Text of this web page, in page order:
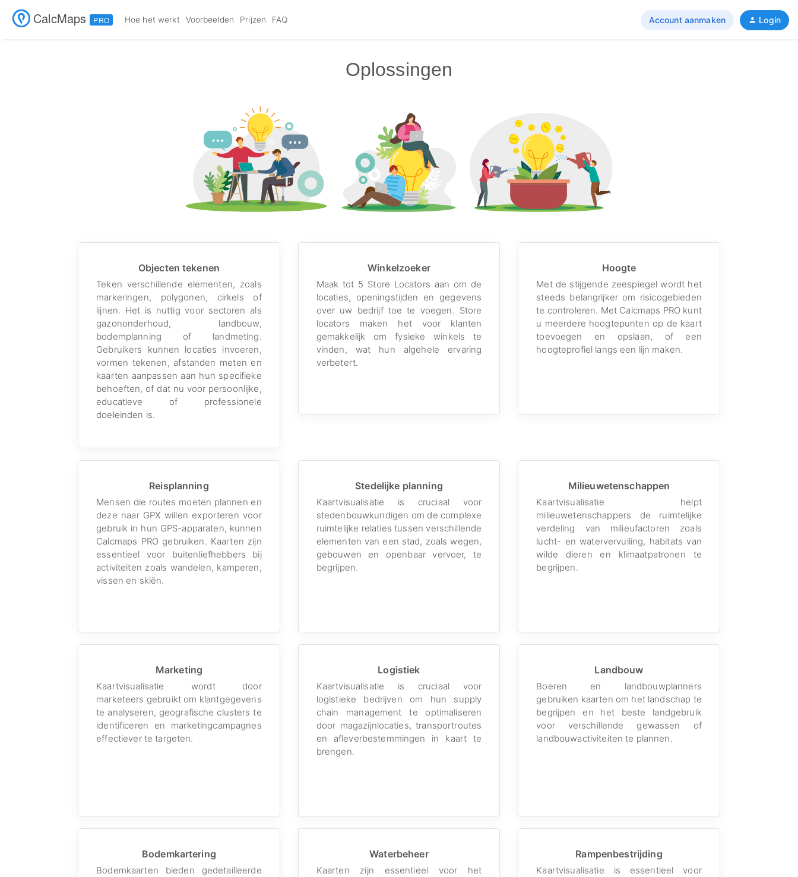
CalcMaps PRO Hoe het werkt Voorbeelden Prijzen FAQ Account aanmaken Login
Oplossingen
Objecten tekenen
Teken verschillende elementen, zoals
markeringen, polygonen, cirkels of
lijnen. Het is nuttig voor sectoren als
gazononderhoud, landbouw,
bodemplanning of landmeting.
Gebruikers kunnen locaties invoeren,
vormen tekenen, afstanden meten en
kaarten aanpassen aan hun specifieke
behoeften, of dat nu voor persoonlijke,
educatieve of professionele
doeleinden is.
Winkelzoeker
Maak tot 5 Store Locators aan om de
locaties, openingstijden en gegevens
over uw bedrijf toe te voegen. Store
locators maken het voor klanten
gemakkelijk om fysieke winkels te
vinden, wat hun algehele ervaring
verbetert.
Hoogte
Met de stijgende zeespiegel wordt het
steeds belangrijker om risicogebieden
te controleren. Met Calcmaps PRO kunt
u meerdere hoogtepunten op de kaart
toevoegen en opslaan, of een
hoogteprofiel langs een lijn maken.
Reisplanning
Mensen die routes moeten plannen en
deze naar GPX willen exporteren voor
gebruik in hun GPS-apparaten, kunnen
Calcmaps PRO gebruiken. Kaarten zijn
essentieel voor buitenliefhebbers bij
activiteiten zoals wandelen, kamperen,
vissen en skiën.
Stedelijke planning
Kaartvisualisatie is cruciaal voor
stedenbouwkundigen om de complexe
ruimtelijke relaties tussen verschillende
elementen van een stad, zoals wegen,
gebouwen en openbaar vervoer, te
begrijpen.
Milieuwetenschappen
Kaartvisualisatie helpt
milieuwetenschappers de ruimtelijke
verdeling van milieufactoren zoals
lucht- en watervervuiling, habitats van
wilde dieren en klimaatpatronen te
begrijpen.
Marketing
Kaartvisualisatie wordt door
marketeers gebruikt om klantgegevens
te analyseren, geografische clusters te
identificeren en marketingcampagnes
effectiever te targeten.
Logistiek
Kaartvisualisatie is cruciaal voor
logistieke bedrijven om hun supply
chain management te optimaliseren
door magazijnlocaties, transportroutes
en afleverbestemmingen in kaart te
brengen.
Landbouw
Boeren en landbouwplanners
gebruiken kaarten om het landschap te
begrijpen en het beste landgebruik
voor verschillende gewassen of
landbouwactiviteiten te plannen.
Bodemkartering
Bodemkaarten bieden gedetailleerde
Waterbeheer
Kaarten zijn essentieel voor het
Rampenbestrijding
Kaartvisualisatie is essentieel voor